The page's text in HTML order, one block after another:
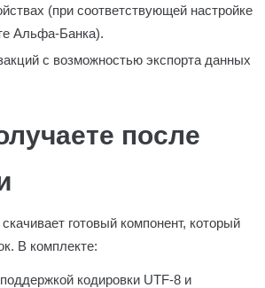
(при соответствующей настройке
Альфа-Банка).
с возможностью экспорта данных
после
готовый компонент, который
В комплекте:
кодировки UTF-8 и